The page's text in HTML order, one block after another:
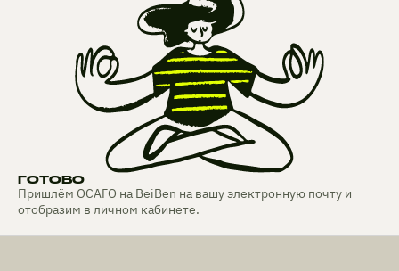
ГОТОВО
Пришлём ОСАГО на BeiBen на вашу электронную почту и
отобразим в личном кабинете.